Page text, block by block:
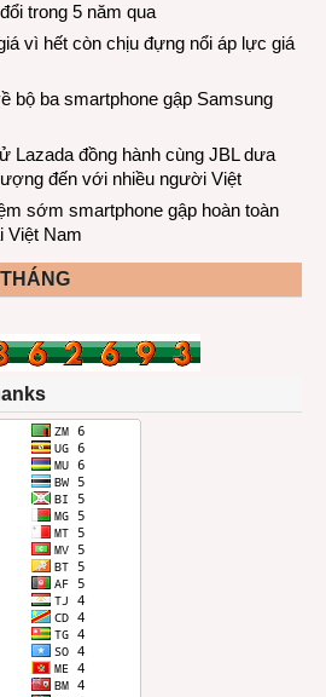
trong 5 năm qua
vì hết còn chịu đựng nổi áp lực giá
bộ ba smartphone gập Samsung
Lazada đồng hành cùng JBL dưa
đến với nhiều người Việt
sớm smartphone gập hoàn toàn
Việt Nam